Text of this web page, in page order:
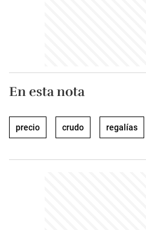
En esta nota
precio crudo regalías